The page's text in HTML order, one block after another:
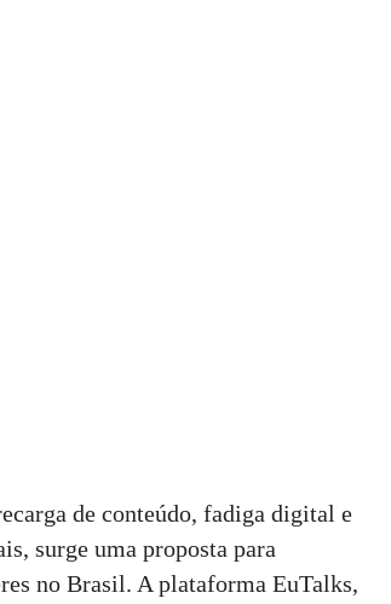
de conteúdo, fadiga digital e
surge uma proposta para
no Brasil. A plataforma EuTalks,